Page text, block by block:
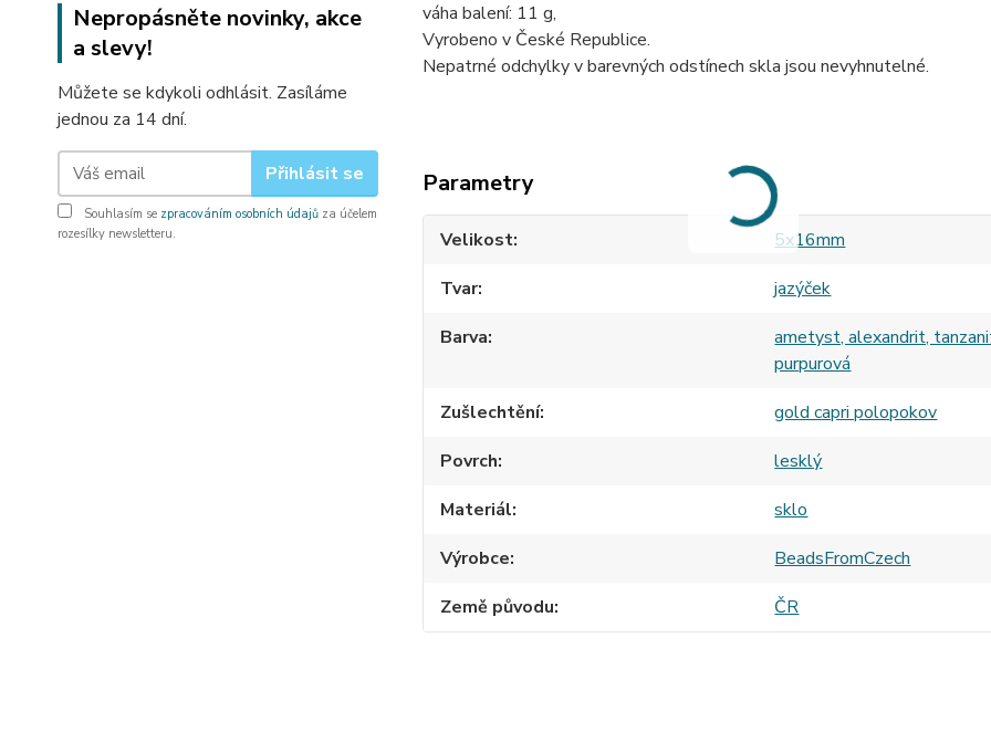
Nepropásněte novinky, akce
a slevy!
Můžete se kdykoli odhlásit. Zasíláme
jednou za 14 dní.
Přihlásit se
Souhlasím se zpracováním osobních údajů za účelem
rozesílky newsletteru.
váha balení: 11 g,
Vyrobeno v České Republice.
Nepatrné odchylky v barevných odstínech skla jsou nevyhnutelné.
Parametry
Velikost
5x16mm
Tvar
jazýček
Barva
ametyst, alexandrit,
purpurová
Zušlechtění
gold capri polopokov
Povrch
lesklý
Materiál
sklo
Výrobce
BeadsFromCzech
Země původu
ČR